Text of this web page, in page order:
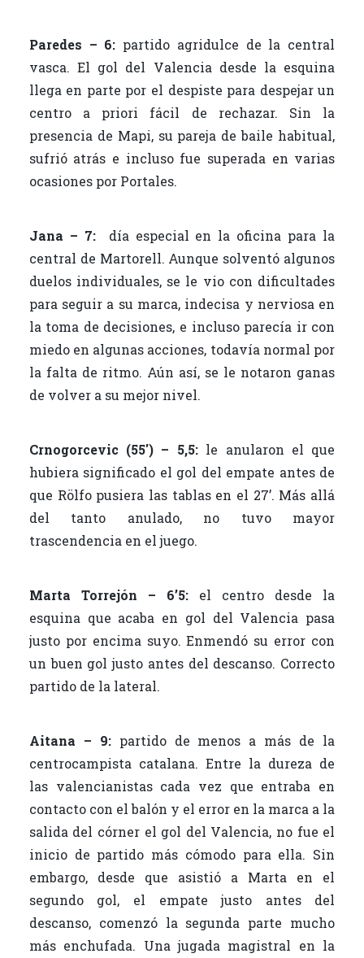
Paredes – 6: partido agridulce de la central
vasca. El gol del Valencia desde la esquina
llega en parte por el despiste para despejar un
centro a priori fácil de rechazar. Sin la
presencia de Mapi, su pareja de baile habitual,
sufrió atrás e incluso fue superada en varias
ocasiones por Portales.
Jana – 7:
día especial en la oficina para la
central de Martorell. Aunque solventó algunos
duelos individuales, se le vio con dificultades
para seguir a su marca, indecisa y nerviosa en
la toma de decisiones, e incluso parecía ir con
miedo en algunas acciones, todavía normal por
la falta de ritmo. Aún así, se le notaron ganas
de volver a su mejor nivel.
Crnogorcevic (55′) – 5,5:le anularon el que
hubiera significado el gol del empate antes de
que Rölfo pusiera las tablas en el 27’. Más allá
del tanto anulado, no tuvo mayor
trascendencia en el juego.
Marta Torrejón – 6’5:el centro desde la
esquina que acaba en gol del Valencia pasa
justo por encima suyo. Enmendó su error con
un buen gol justo antes del descanso. Correcto
partido de la lateral.
Aitana – 9:partido de menos a más de la
centrocampista catalana. Entre la dureza de
las valencianistas cada vez que entraba en
contacto con el balón y el error en la marca a la
salida del córner el gol del Valencia, no fue el
inicio de partido más cómodo para ella. Sin
embargo, desde que asistió a Marta en el
segundo gol, el empate justo antes del
descanso, comenzó la segunda parte mucho
más enchufada. Una jugada magistral en la